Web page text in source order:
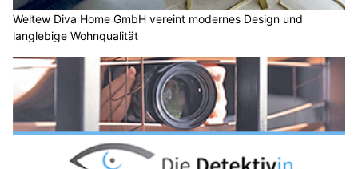
Weltew Diva Home GmbH vereint modernes Design und
langlebige Wohnqualität